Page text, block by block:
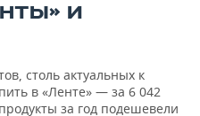
И
столь актуальных к
в «Ленте» — за 6 042
за год подешевели